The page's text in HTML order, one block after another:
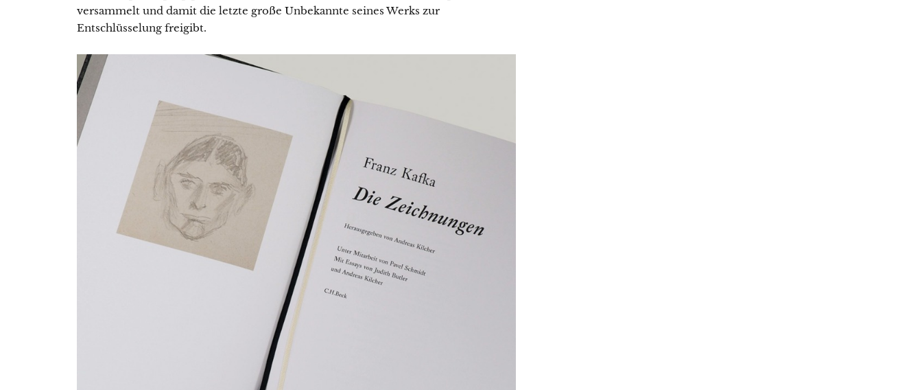
versammelt und damit die letzte große Unbekannte seines Werks zur
Entschlüsselung freigibt.